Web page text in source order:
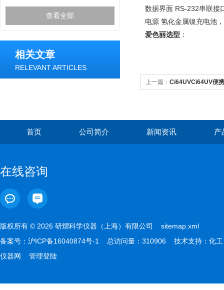
查看全部
相关文章
RELEVANT ARTICLES
数据界面 RS-232串联接
电源 氢化金属镍充电池
爱色丽选型 ：
上一篇： Ci64UVCi64UV便
首页 公司简介 新闻资讯 产
在线咨询
版权所有 © 2026 研熠科学仪器（上海）有限公司 sitemap.xml
备案号： 沪ICP备16040874号-1 总访问量：310906 技术支持： 化工
仪器网
管理登陆